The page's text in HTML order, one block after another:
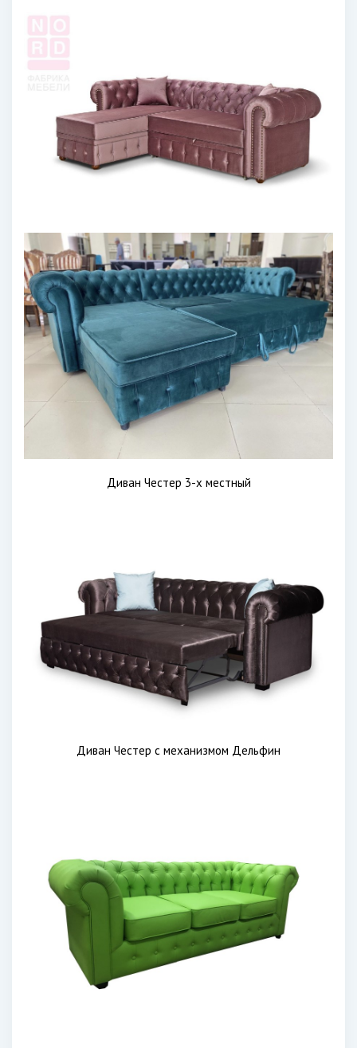
Диван Честер 3-х местный
Диван Честер с механизмом Дельфин